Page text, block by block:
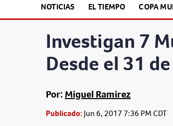
NOTICIAS EL TIEMPO COPA
Investigan 7
Desde el 31
Por: Miguel Ramirez
Publicado: Jun 6, 2017 7:36 PM CDT